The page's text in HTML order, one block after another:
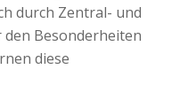
durch Zentral- und
den Besonderheiten
diese